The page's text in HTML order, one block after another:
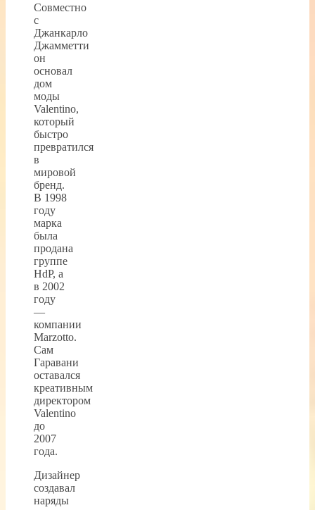
Совместно
с
Джанкарло
Джамметти
он
основал
дом
моды
Valentino,
который
быстро
превратился
в
мировой
бренд.
В 1998
году
марка
была
продана
группе
HdP, а
в 2002
году
—
компании
Marzotto.
Сам
Гаравани
оставался
креативным
директором
Valentino
до
2007
года.
Дизайнер
создавал
наряды